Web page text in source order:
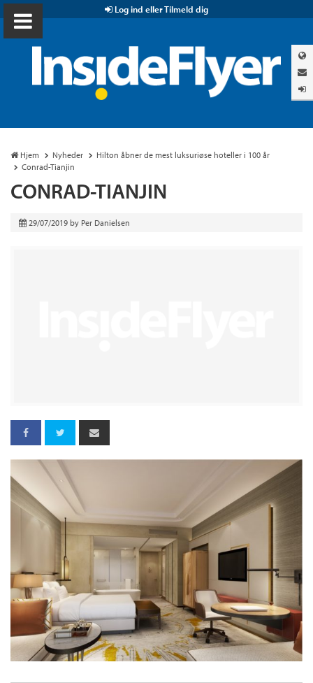
Log ind eller Tilmeld dig
Hjem Nyheder
Hilton åbner de mest luksuriøse hoteller i 100 år
Conrad-Tianjin
CONRAD-TIANJIN
29/07/2019 by Per Danielsen